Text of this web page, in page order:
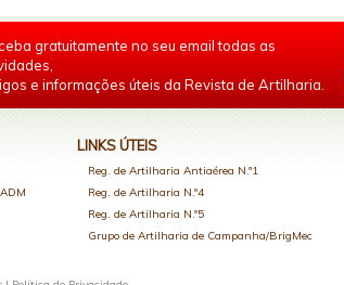
gratuitamente no seu email todas as
e informações úteis da Revista de Artilharia.
LINKS ÚTEIS
Reg. de Artilharia Antiaérea N.º1
Reg. de Artilharia N.º4
Reg. de Artilharia N.º5
Grupo de Artilharia de Campanha/BrigMec